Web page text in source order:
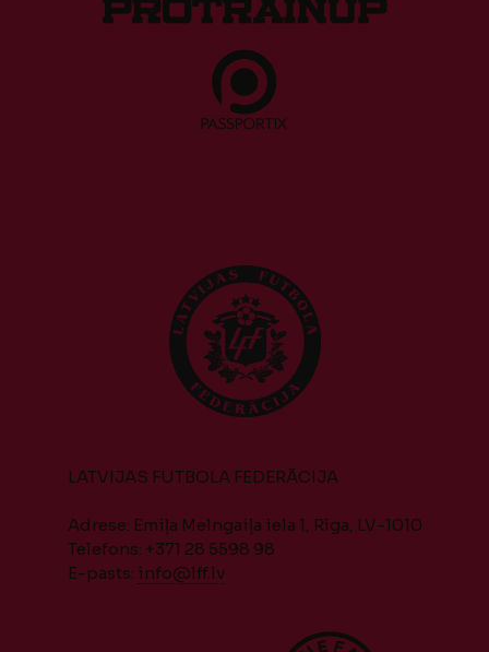
LATVIJAS FUTBOLA FEDERĀCIJA
Adrese: Emiļa Melngaiļa iela 1, Rīga, LV-1010
Telefons: +371 28 5598 98
E-pasts: info@lff.lv